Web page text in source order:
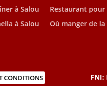
à Salou
Restaurant pour
à Salou
Où manger de
CONDITIONS FNI: